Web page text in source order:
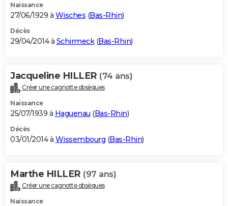
Naissance
27/06/1929 à Wisches (Bas-Rhin)
Décès
29/04/2014 à Schirmeck(Bas-Rhin)
Jacqueline HILLER (74 ans)
Créer une cagnotte obsèques
Naissance
25/07/1939 à Haguenau (Bas-Rhin)
Décès
03/01/2014 à Wissembourg (Bas-Rhin)
Marthe HILLER (97 ans)
Créer une cagnotte obsèques
Naissance